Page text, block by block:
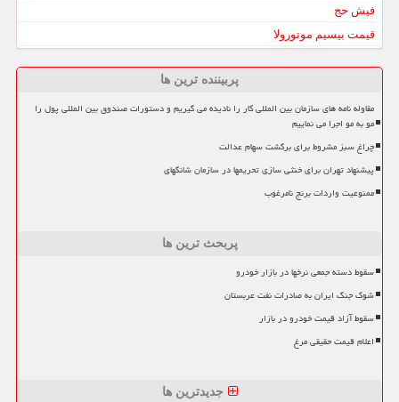
فیش حج
قیمت بیسیم موتورولا
پربیننده ترین ها
مقاوله نامه های سازمان بین المللی کار را نادیده می گیریم و دستورات صندوق بین المللی پول را
مو به مو اجرا می نماییم
چراغ سبز مشروط برای برگشت سهام عدالت
پیشنهاد تهران برای خنثی سازی تحریمها در سازمان شانگهای
ممنوعیت واردات برنج نامرغوب
پربحث ترین ها
سقوط دسته جمعی نرخها در بازار خودرو
شوک جنگ ایران به صادرات نفت عربستان
سقوط آزاد قیمت خودرو در بازار
اعلام قیمت حقیقی مرغ
جدیدترین ها